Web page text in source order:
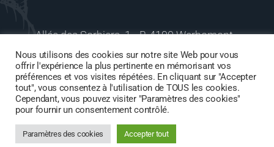
Allée des Sorbiers 1•B-4190 Werbomont•
+32 86 85 03 00
contact@charcuteriesaintmartin.be
Conditions générales de ventes•Charte de vie privée
•N° TVA BE0 780 787 840
©Les charcuteries Saint Martin
Design by emidesign.be & PRISMATECH
Nous utilisons des cookies sur notre site Web pour vous
offrir l'expérience la plus pertinente en mémorisant vos
préférences et vos visites répétées. En cliquant sur "Accepter
tout", vous consentez à l'utilisation de TOUS les cookies.
Cependant, vous pouvez visiter "Paramètres des cookies"
pour fournir un consentement contrôlé.
Paramètres des cookies Accepter tout